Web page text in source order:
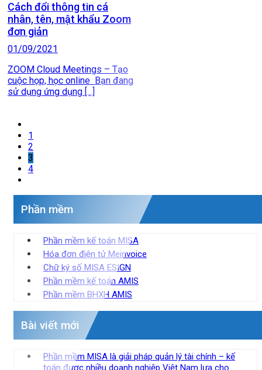
Cách đổi thông tin cá
nhân, tên, mật khẩu Zoom
đơn giản
01/09/2021
ZOOM Cloud Meetings – Tạo
cuộc họp, học online Bạn đang
sử dụng ứng dụng [...]
1
2
3
4
Phần mềm
Phần mềm kế toán MISA
Hóa đơn điện tử Meinvoice
Chữ ký số MISA ESIGN
Phần mềm kế toán AMIS
Phần mềm BHXH AMIS
Bài viết mới
Phần mềm MISA là giải pháp quản lý tài chính – kế
toán được nhiều doanh nghiệp Việt Nam lựa chọ